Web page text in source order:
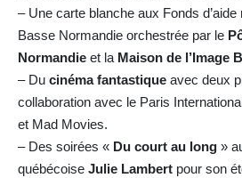
– Une carte blanche aux Fonds
Basse Normandie orchestrée par le
Normandie et la Maison de l’Image
– Du cinéma fantastique avec deux
collaboration avec le Paris
et Mad Movies.
– Des soirées « Du court au long »
québécoise Julie Lambert pour son